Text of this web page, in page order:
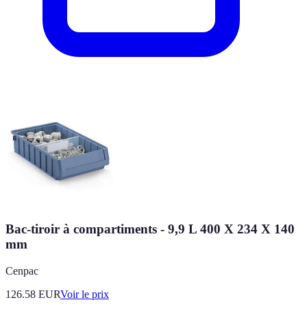
Bac-tiroir à compartiments - 9,9 L 400 X 234 X 140
mm
Cenpac
126.58 EURVoir le prix